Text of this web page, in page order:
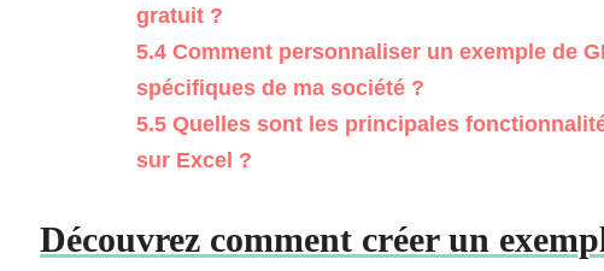
gratuit ?
5.4 Comment personnaliser un exemple de
spécifiques de ma société ?
5.5 Quelles sont les principales
sur Excel ?
Découvrez comment créer un